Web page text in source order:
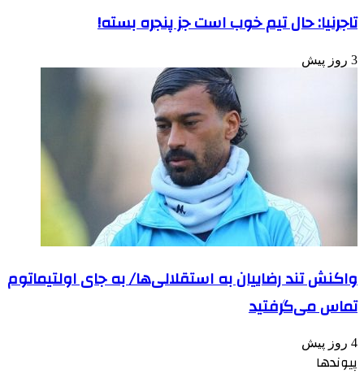
تاجرنیا: حال تیم خوب است جز پنجره بسته!
3 روز پیش
واکنش تند رضاییان به استقلالی‌ها/ به جای اولتیماتوم
تماس می‌گرفتید
4 روز پیش
پیوندها